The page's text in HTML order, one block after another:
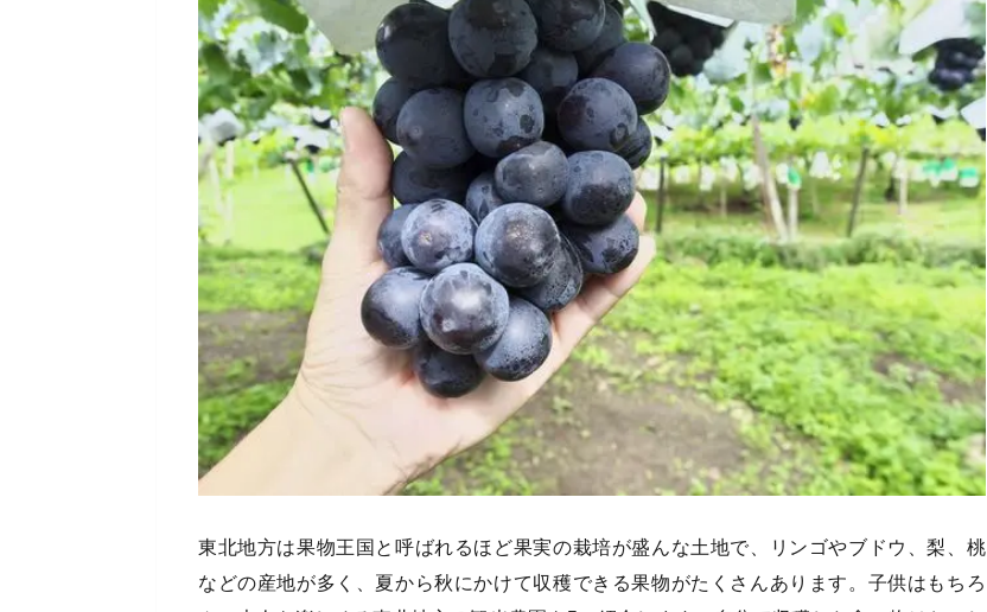
東北地方は果物王国と呼ばれるほど果実の栽培が盛んな土地で、リンゴやブドウ、梨、桃
などの産地が多く、夏から秋にかけて収穫できる果物がたくさんあります。子供はもちろ